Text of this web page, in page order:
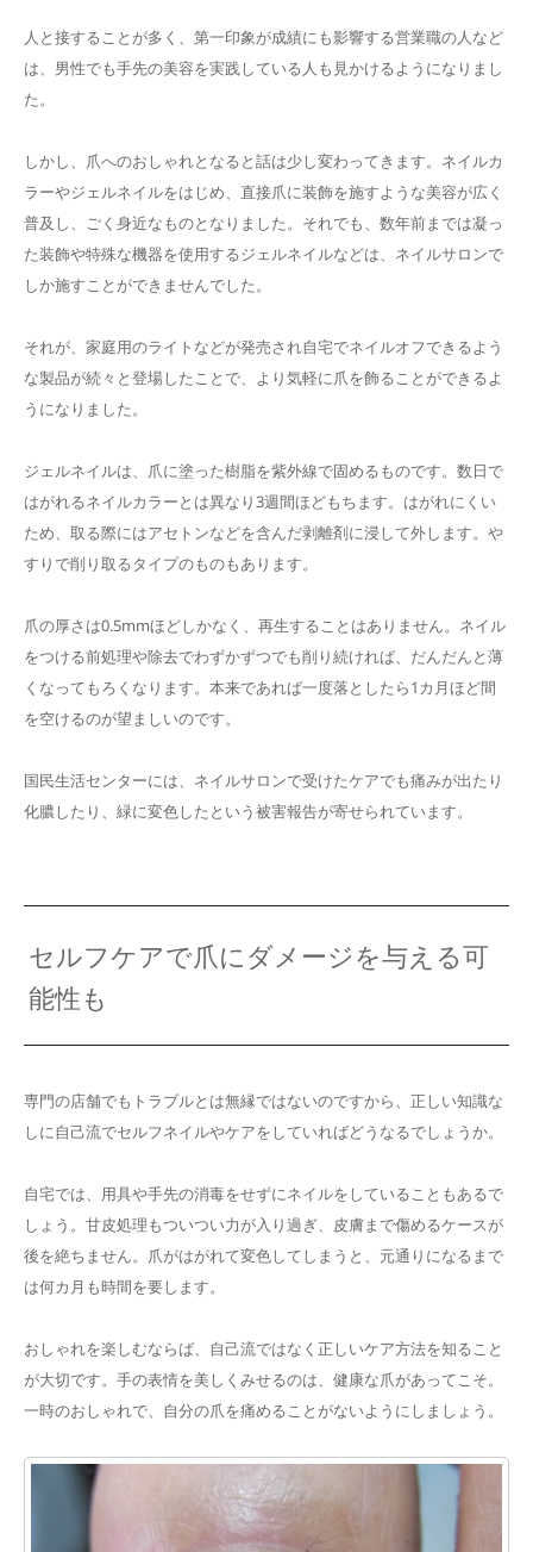
人と接することが多く、第一印象が成績にも影響する営業職の人など
は、男性でも手先の美容を実践している人も見かけるようになりまし
た。
しかし、爪へのおしゃれとなると話は少し変わってきます。ネイルカ
ラーやジェルネイルをはじめ、直接爪に装飾を施すような美容が広く
普及し、ごく身近なものとなりました。それでも、数年前までは凝っ
た装飾や特殊な機器を使用するジェルネイルなどは、ネイルサロンで
しか施すことができませんでした。
それが、家庭用のライトなどが発売され自宅でネイルオフできるよう
な製品が続々と登場したことで、より気軽に爪を飾ることができるよ
うになりました。
ジェルネイルは、爪に塗った樹脂を紫外線で固めるものです。数日で
はがれるネイルカラーとは異なり3週間ほどもちます。はがれにくい
ため、取る際にはアセトンなどを含んだ剥離剤に浸して外します。や
すりで削り取るタイプのものもあります。
爪の厚さは0.5mmほどしかなく、再生することはありません。ネイル
をつける前処理や除去でわずかずつでも削り続ければ、だんだんと薄
くなってもろくなります。本来であれば一度落としたら1カ月ほど間
を空けるのが望ましいのです。
国民生活センターには、ネイルサロンで受けたケアでも痛みが出たり
化膿したり、緑に変色したという被害報告が寄せられています。
セルフケアで爪にダメージを与える可
能性も
専門の店舗でもトラブルとは無縁ではないのですから、正しい知識な
しに自己流でセルフネイルやケアをしていればどうなるでしょうか。
自宅では、用具や手先の消毒をせずにネイルをしていることもあるで
しょう。甘皮処理もついつい力が入り過ぎ、皮膚まで傷めるケースが
後を絶ちません。爪がはがれて変色してしまうと、元通りになるまで
は何カ月も時間を要します。
おしゃれを楽しむならば、自己流ではなく正しいケア方法を知ること
が大切です。手の表情を美しくみせるのは、健康な爪があってこそ。
一時のおしゃれで、自分の爪を痛めることがないようにしましょう。